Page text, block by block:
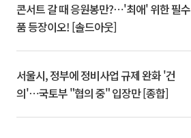
콘서트 갈 때 응원봉만?⋯'최애' 위한 필수
품 등장이오! [솔드아웃]
서울시, 정부에 정비사업 규제 완화 '건
의'⋯국토부 "협의 중" 입장만 [종합]